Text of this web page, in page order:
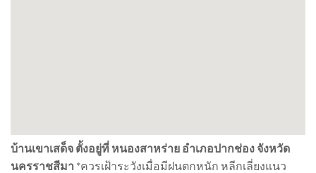
บ้านเขาเสด็จ ตั้งอยู่ที่ หนองสาหร่าย อำเภอปากช่อง จังหวัด
นครราชสีมา *ควรเฝ้าระวังเมื่อมีฝนตกหนัก หลีกเลี่ยงแนว